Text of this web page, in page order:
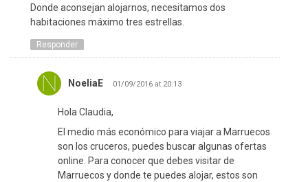
Donde aconsejan alojarnos, necesitamos dos
habitaciones máximo tres estrellas.
Responder
NoeliaE 01/09/2016 at 20:13
Hola Claudia,
El medio más económico para viajar a Marruecos
son los cruceros, puedes buscar algunas ofertas
online. Para conocer que debes visitar de
Marruecos y donde te puedes alojar, estos son